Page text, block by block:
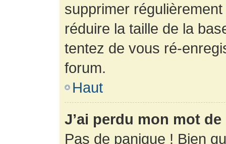
supprimer
réduire la taille de la
tentez de vous ré-
forum.
Haut
J’ai perdu mon mot
Pas de panique ! Bien